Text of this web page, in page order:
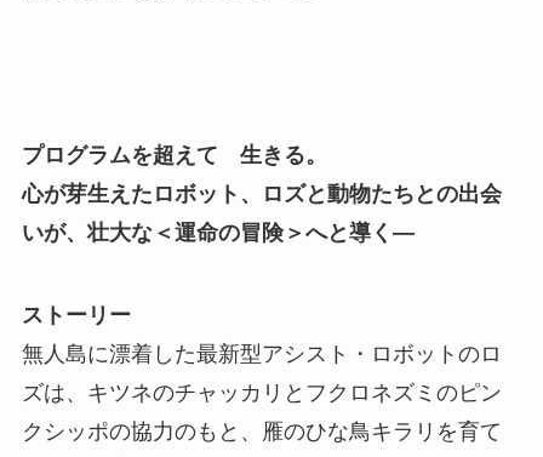
プログラムを超えて 生きる。
心が芽生えたロボット、ロズと動物たちとの出会
いが、壮大な＜運命の冒険＞へと導く―
ストーリー
無人島に漂着した最新型アシスト・ロボットのロ
ズは、キツネのチャッカリとフクロネズミのピン
クシッポの協力のもと、雁のひな鳥キラリを育て